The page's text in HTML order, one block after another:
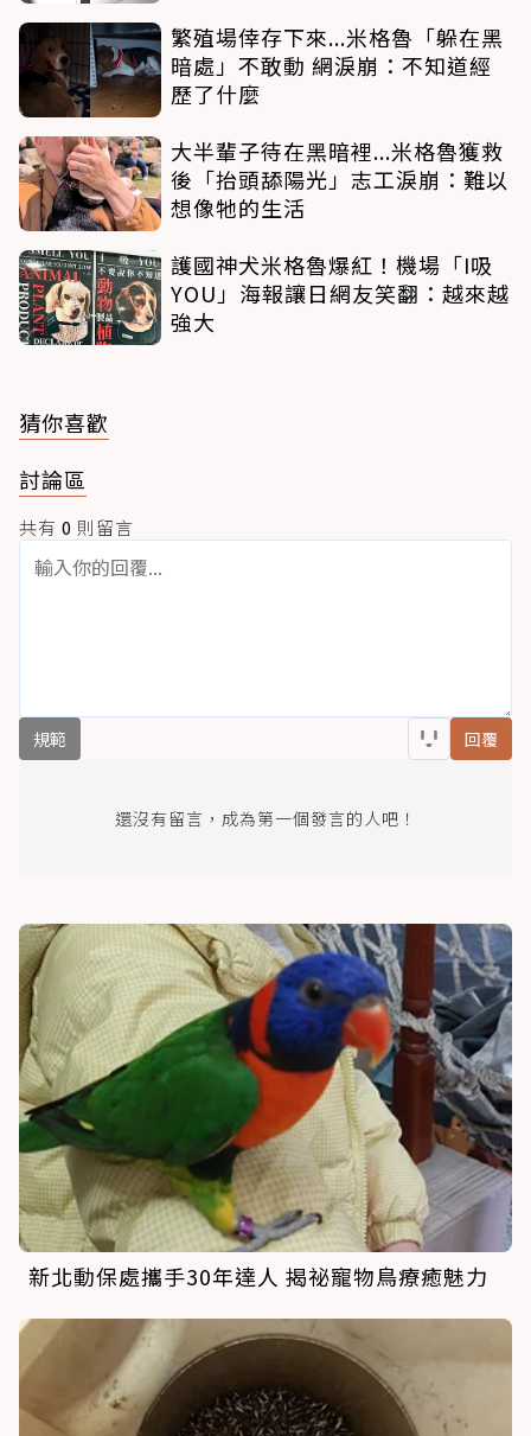
繁殖場倖存下來...米格魯「躲在黑
暗處」不敢動 網淚崩：不知道經
歷了什麼
大半輩子待在黑暗裡...米格魯獲救
後「抬頭舔陽光」志工淚崩：難以
想像牠的生活
護國神犬米格魯爆紅！機場「I吸
YOU」海報讓日網友笑翻：越來越
強大
猜你喜歡
討論區
共有 0 則留言
規範 回覆
還沒有留言，成為第一個發言的人吧！
新北動保處攜手30年達人 揭祕寵物鳥療癒魅力